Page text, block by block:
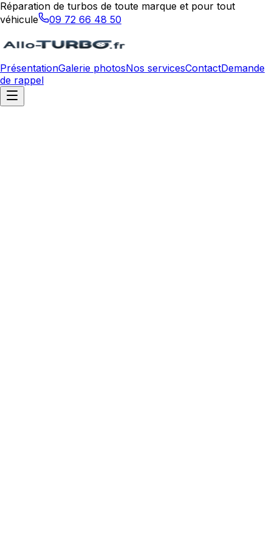
Réparation de turbos de toute marque et pour tout
véhicule
09 72 66 48 50
PrésentationGalerie photosNos servicesContactDemande
de rappel